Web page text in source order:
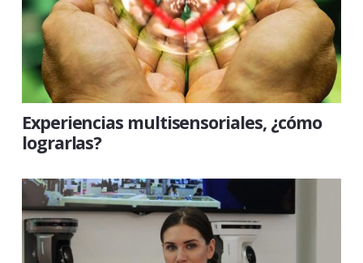
Experiencias multisensoriales, ¿cómo
lograrlas?